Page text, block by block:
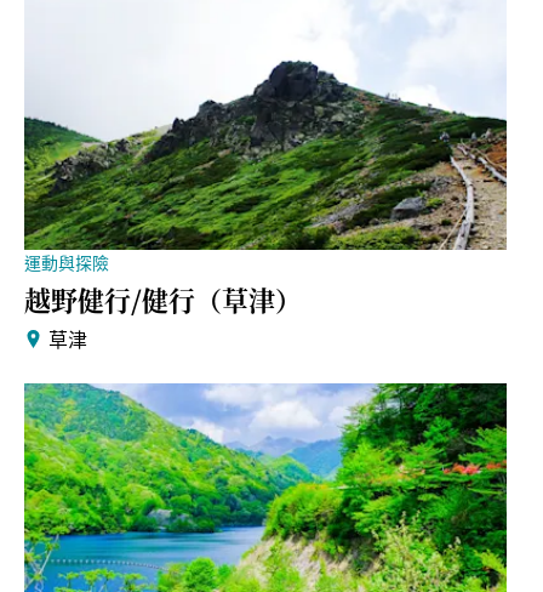
運動與探險
越野健行/健行（草津）
草津